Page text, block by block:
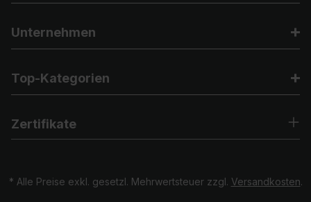
Unternehmen
Top-Kategorien
Zertifikate
* Alle Preise exkl. gesetzl. Mehrwertsteuer zzgl. Versandkosten.